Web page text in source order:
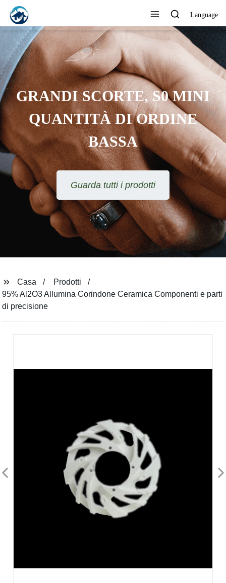
Language
GRANDI SCORTE, S0 MINI
QUANTITÀ DI ORDINE
BASSA
Guarda tutti i prodotti
Casa
Prodotti
95% Al2O3 Allumina Corindone Ceramica Componenti e parti
di precisione